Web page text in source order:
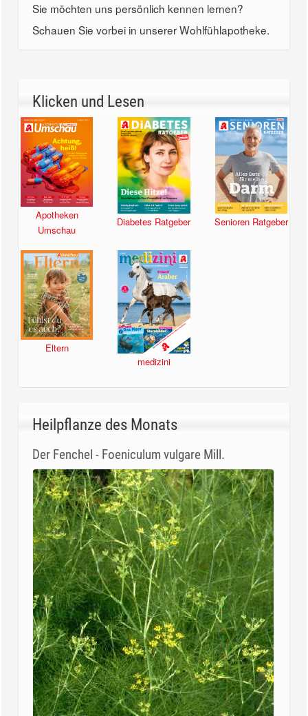
Sie möchten uns persönlich kennen lernen?
Schauen Sie vorbei in unserer Wohlfühlapotheke.
Klicken und Lesen
Apotheken
Umschau
Diabetes Ratgeber Senioren Ratgeber
Eltern
medizini
Heilpflanze des Monats
Der Fenchel - Foeniculum vulgare Mill.